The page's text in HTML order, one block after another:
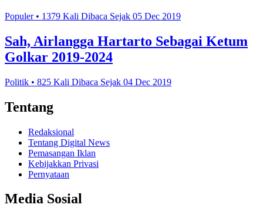
Populer • 1379 Kali Dibaca Sejak 05 Dec 2019
Sah, Airlangga Hartarto Sebagai Ketum
Golkar 2019-2024
Politik • 825 Kali Dibaca Sejak 04 Dec 2019
Tentang
Redaksional
Tentang Digital News
Pemasangan Iklan
Kebijakkan Privasi
Pernyataan
Media Sosial